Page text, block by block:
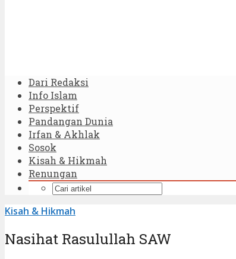
Dari Redaksi
Info Islam
Perspektif
Pandangan Dunia
Irfan & Akhlak
Sosok
Kisah & Hikmah
Renungan
Kisah & Hikmah
Nasihat Rasulullah SAW